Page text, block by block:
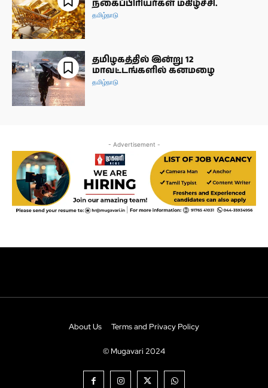
About Us Terms and Privacy Policy
© Mugavari 2024